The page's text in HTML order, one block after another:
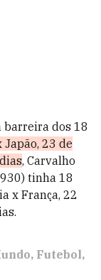
barreira dos 18
23 de
, Carvalho
tinha 18
x França, 22
Futebol